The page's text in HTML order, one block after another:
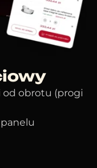
od obrotu (progi